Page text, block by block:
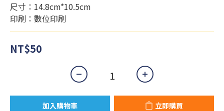
尺寸：14.8cm*10.5cm
印刷：數位印刷
NT$50
加入購物車 立即購買